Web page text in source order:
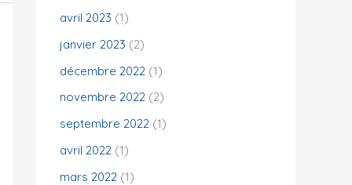
avril 2023 (1)
janvier 2023 (2)
décembre 2022 (1)
novembre 2022 (2)
septembre 2022 (1)
avril 2022 (1)
mars 2022 (1)